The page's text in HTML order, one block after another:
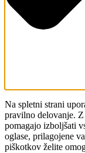
Na spletni strani
pravilno delovanje.
pomagajo izboljšati
oglase, prilagojene
piškotkov želite